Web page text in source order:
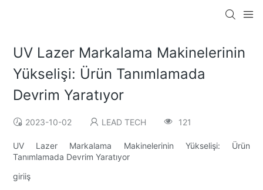
UV Lazer Markalama Makinelerinin
Yükselişi: Ürün Tanımlamada
Devrim Yaratıyor
2023-10-02 LEAD TECH 121
UV Lazer Markalama Makinelerinin Yükselişi: Ürün
Tanımlamada Devrim Yaratıyor
giriiş